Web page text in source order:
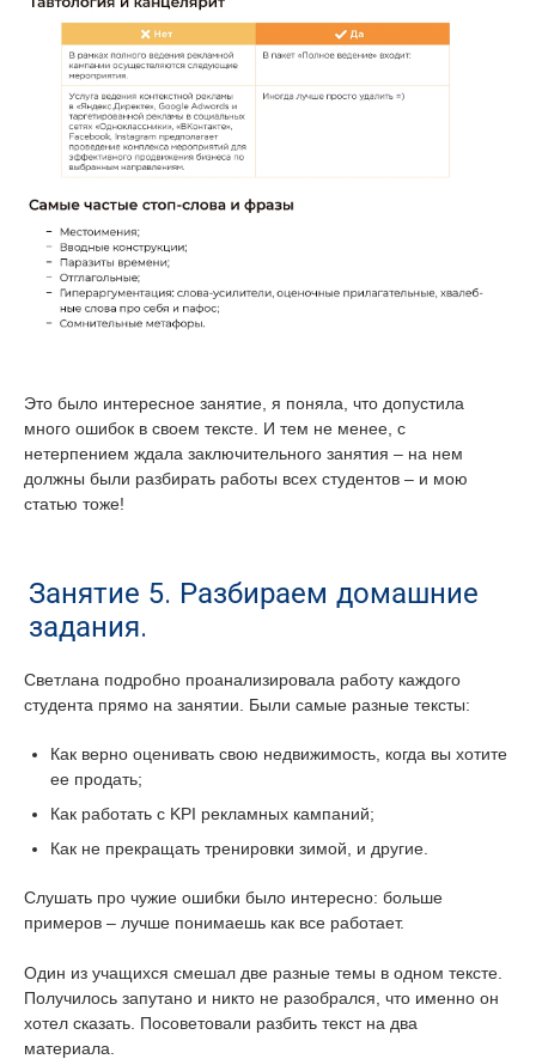
Это было интересное занятие, я поняла, что допустила
много ошибок в своем тексте. И тем не менее, с
нетерпением ждала заключительного занятия – на нем
должны были разбирать работы всех студентов – и мою
статью тоже!
Занятие 5. Разбираем домашние
задания.
Светлана подробно проанализировала работу каждого
студента прямо на занятии. Были самые разные тексты:
Как верно оценивать свою недвижимость, когда вы хотите
ее продать;
Как работать с KPI рекламных кампаний;
Как не прекращать тренировки зимой, и другие.
Слушать про чужие ошибки было интересно: больше
примеров – лучше понимаешь как все работает.
Один из учащихся смешал две разные темы в одном тексте.
Получилось запутано и никто не разобрался, что именно он
хотел сказать. Посоветовали разбить текст на два
материала.